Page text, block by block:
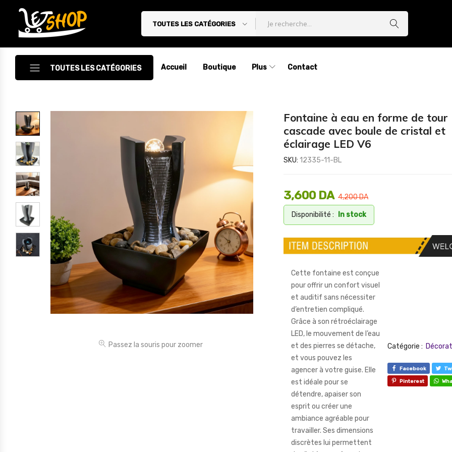
Letshop.dz
TOUTES LES CATÉGORIES
TOUTES LES CATÉGORIES
Accessoires
Accessoires Auto/Moto
Accessoires PC
Camping & Randonnée
Cuisine
Décoration
Electroménager
Électronique
Jouets
Outillages & Bricolage
Accueil Boutique Plus Contact
Passez la souris pour zoomer
Fontaine à eau en forme de tour
cascade avec boule de cristal et
éclairage LED V6
SKU: 12335-11-BL
4,200DA
3,600 DA
Disponibilité : In stock
Cette fontaine est conçue
pour offrir un confort visuel
et auditif sans nécessiter
d’entretien compliqué.
Grâce à son rétroéclairage
LED, le mouvement de l’eau
et des pierres se détache,
et vous pouvez les
agencer à votre guise. Elle
est idéale pour se
détendre, apaiser son
esprit ou créer une
ambiance agréable pour
travailler. Ses dimensions
discrètes lui permettent
Catégorie :
Facebook
Pinterest